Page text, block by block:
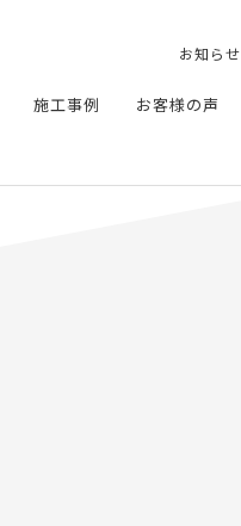
お知らせ
施工事例 お客様の声